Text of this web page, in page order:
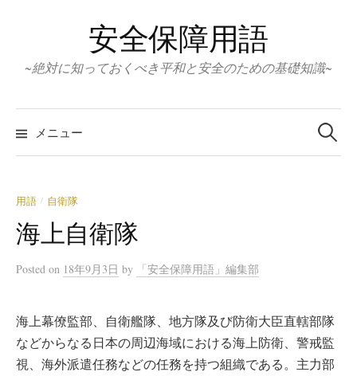
ン
ス
キ
プ
安全保障用語
~絶対に知っておくべき平和と安全のための基礎知識~
メニュー
検
索:
用語 / 自衛隊
海上自衛隊
Posted on 18年9月3日 by 「安全保障用語」編集部
海上幕僚監部、自衛艦隊、地方隊及び防衛大臣直轄部隊
などからなる日本の周辺海域における海上防衛、警戒監
視、海外派遣任務などの任務を持つ組織である。主力部